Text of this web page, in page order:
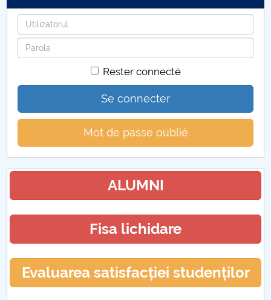
Îndrumători an
Organizare practică
Cercetare științifică
Identifiant
Mot
de
Rester connecté
Se connecter
Mot de passe oublié
ALUMNI
Fisa lichidare
Evaluarea satisfacției studenților